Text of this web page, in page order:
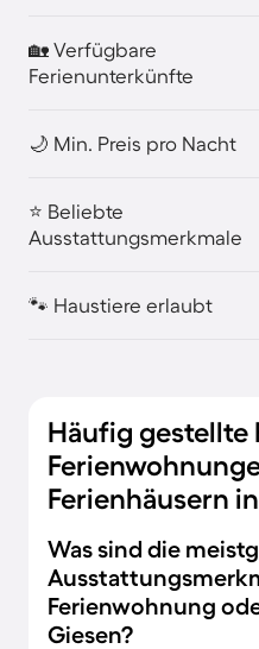
🏡 Verfügbare
Ferienunterkünfte
🌙 Min. Preis pro Nacht
⭐ Beliebte
Ausstattungsmerkmale
🐾 Haustiere erlaubt
Häufig gestellte
Ferienhäusern
Was sind die
Ferienwohnung
Giesen?